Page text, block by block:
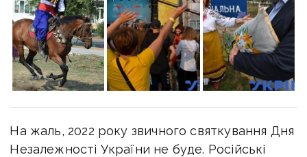
На жаль, 2022 року звичного святкування Дня
Незалежності України не буде. Російські